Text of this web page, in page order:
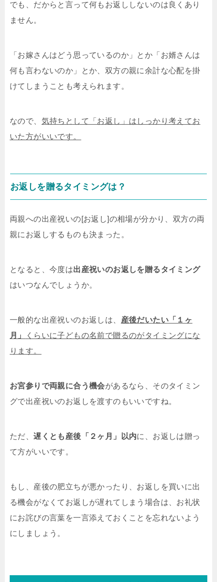
でも、だからと言って何もお返ししないのは良くあり
ません。
「お嫁さんはどう思っているのか」とか「お婿さんは
何も言わないのか」とか、双方の親に余計な心配を掛
けてしまうことも考えられます。
なので、 気持ちとして「お返し」はしっかり考えてお
いた方がいいです。
お返しを贈るタイミングは？
両親への出産祝いの[お返し]の相場が分かり、双方の両
親にお返しするものも決まった。
となると、今度は出産祝いのお返しを贈るタイミング
はいつなんでしょうか。
一般的な出産祝いのお返しは、 産後だいたい「１ヶ
月」
くらいに子どもの名前で贈るのがタイミングにな
ります。
お宮参りで両親に合う機会があるなら、そのタイミン
グで出産祝いのお返しを渡すのもいいですね。
ただ、遅くとも産後「２ヶ月」以内に、お返しは贈っ
て方がいいです。
もし、産後の肥立ちが悪かったり、お返しを買いに出
る機会がなくてお返しが遅れてしまう場合は、お礼状
にお詫びの言葉を一言添えておくことを忘れないよう
にしましょう。